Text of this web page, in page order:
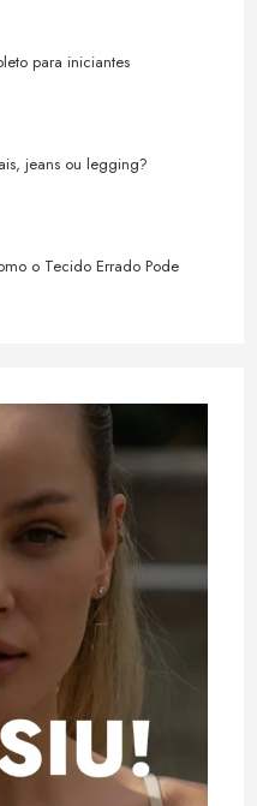
para iniciantes
jeans ou legging?
o Tecido Errado Pode